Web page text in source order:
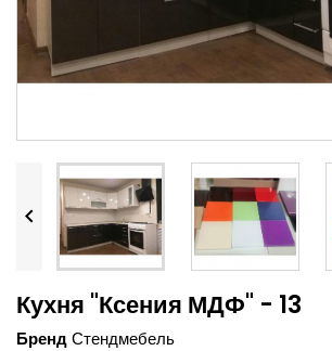

Кухня "Ксения МДФ" - 13
БрендСтендмебель